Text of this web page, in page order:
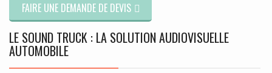
FAIRE UNE DEMANDE DE DEVIS
LE SOUND TRUCK : LA SOLUTION AUDIOVISUELLE
AUTOMOBILE